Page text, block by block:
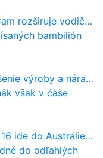
a uberá autobusom odpor vzduchu
bambilión
tržieb. Ktorí odberatelia sú kľúčoví?
však v čase
Na čo bude slúžiť?
do odľahlých